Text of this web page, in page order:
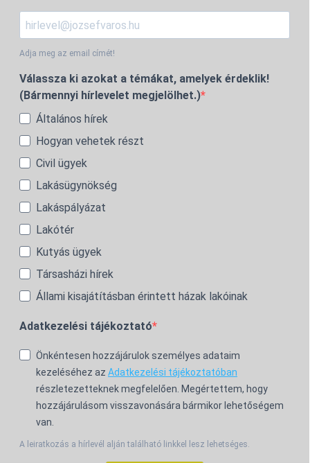
Adja meg az email címét!
Válassza ki azokat a témákat, amelyek érdeklik!
(Bármennyi hírlevelet megjelölhet.)
Általános hírek
Hogyan vehetek részt
Civil ügyek
Lakásügynökség
Lakáspályázat
Lakótér
Kutyás ügyek
Társasházi hírek
Állami kisajátításban érintett házak lakóinak
Adatkezelési tájékoztató
Önkéntesen hozzájárulok személyes adataim
kezeléséhez az Adatkezelési tájékoztatóban
részletezetteknek megfelelően. Megértettem, hogy
hozzájárulásom visszavonására bármikor lehetőségem
van.
A leiratkozás a hírlevél alján található linkkel lesz lehetséges.